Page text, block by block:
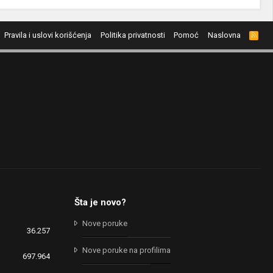
Pravila i uslovi korišćenja Politika privatnosti Pomoć Naslovna
R
S
S
36.257
697.964
Šta je novo?
Nove poruke
Nove poruke na profilima